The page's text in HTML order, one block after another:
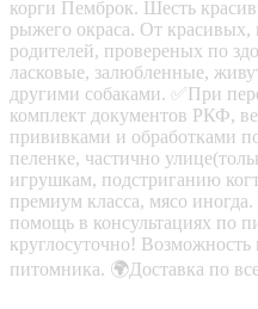
корги Пемброк. Шесть
рыжего окраса. От
родителей, провереных по
ласковые, залюбленные,
другими собаками. ✅️При
комплект документов РКФ,
прививками и обработками
пеленке, частично
игрушкам, подстриганию
премиум класса, мясо
помощь в консультациях по
круглосуточно!
питомника. 🌍Доставка по